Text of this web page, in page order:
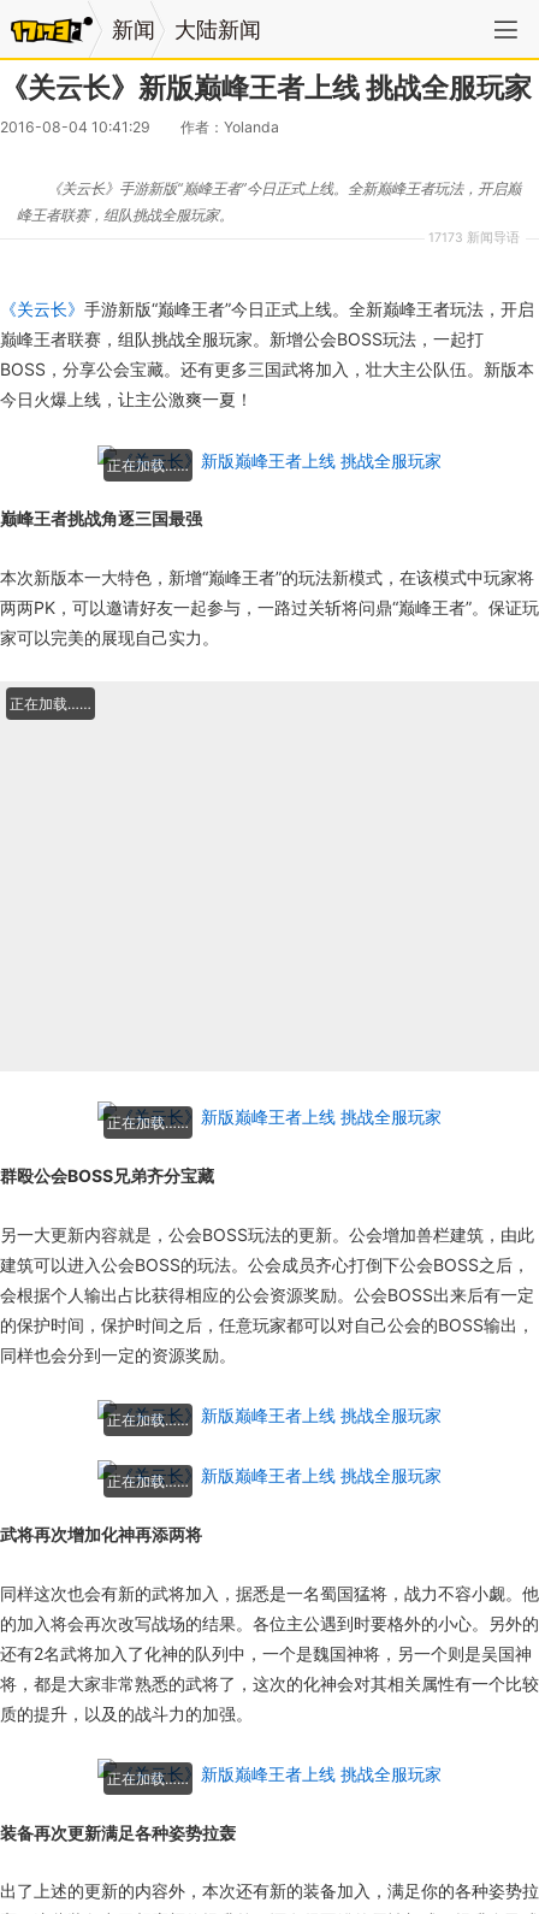
新闻 大陆新闻
《关云长》新版巅峰王者上线 挑战全服玩家
2016-08-04 10:41:29 作者：Yolanda
17173 新闻导语
《关云长》手游新版“巅峰王者”今日正式上线。全新巅峰王者玩法，开启巅
峰王者联赛，组队挑战全服玩家。
《关云长》 手游新版“巅峰王者”今日正式上线。全新巅峰王者玩法，开启
巅峰王者联赛，组队挑战全服玩家。新增公会BOSS玩法，一起打
BOSS，分享公会宝藏。还有更多三国武将加入，壮大主公队伍。新版本
今日火爆上线，让主公激爽一夏！
正在加载……
巅峰王者挑战角逐三国最强
本次新版本一大特色，新增“巅峰王者”的玩法新模式，在该模式中玩家将
两两PK，可以邀请好友一起参与，一路过关斩将问鼎“巅峰王者”。保证玩
家可以完美的展现自己实力。
正在加载……
正在加载……
群殴公会BOSS兄弟齐分宝藏
另一大更新内容就是，公会BOSS玩法的更新。公会增加兽栏建筑，由此
建筑可以进入公会BOSS的玩法。公会成员齐心打倒下公会BOSS之后，
会根据个人输出占比获得相应的公会资源奖励。公会BOSS出来后有一定
的保护时间，保护时间之后，任意玩家都可以对自己公会的BOSS输出，
同样也会分到一定的资源奖励。
正在加载……
正在加载……
武将再次增加化神再添两将
同样这次也会有新的武将加入，据悉是一名蜀国猛将，战力不容小觑。他
的加入将会再次改写战场的结果。各位主公遇到时要格外的小心。另外的
还有2名武将加入了化神的队列中，一个是魏国神将，另一个则是吴国神
将，都是大家非常熟悉的武将了，这次的化神会对其相关属性有一个比较
质的提升，以及的战斗力的加强。
正在加载……
装备再次更新满足各种姿势拉轰
出了上述的更新的内容外，本次还有新的装备加入，满足你的各种姿势拉